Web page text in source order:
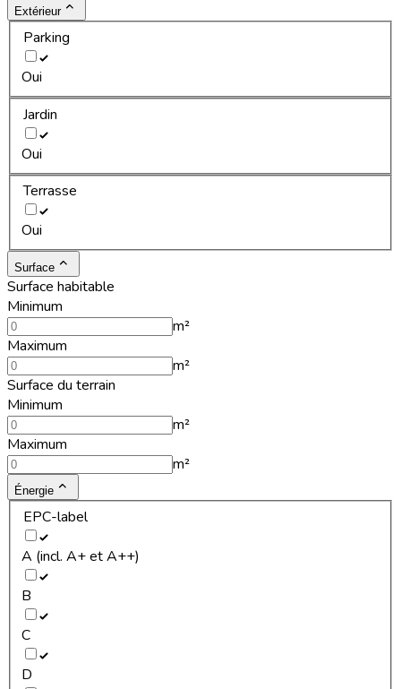
Extérieur
Parking
Oui
Jardin
Oui
Terrasse
Oui
Surface
Surface habitable
Minimum
m²
Maximum
m²
Surface du terrain
Minimum
m²
Maximum
m²
Énergie
EPC-label
A (incl. A+ et A++)
B
C
D